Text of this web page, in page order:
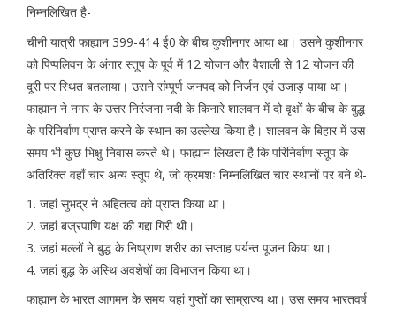
निम्नलिखित है-
चीनी यात्री फाह्यान 399-414 ई0 के बीच कुशीनगर आया था। उसने कुशीनगर
को पिप्पलिवन के अंगार स्तूप के पूर्व में 12 योजन और वैशाली से 12 योजन की
दूरी पर स्थित बतलाया। उसने संम्पूर्ण जनपद को निर्जन एवं उजाड़ पाया था।
फाह्यान ने नगर के उत्तर निरंजना नदी के किनारे शालवन में दो वृक्षों के बीच के बुद्ध
के परिनिर्वाण प्राप्त करने के स्थान का उल्लेख किया है। शालवन के बिहार में उस
समय भी कुछ भिक्षु निवास करते थे। फाह्यान लिखता है कि परिनिर्वाण स्तूप के
अतिरिक्त वहाँ चार अन्य स्तूप थे, जो क्रमशः निम्नलिखित चार स्थानों पर बने थे-
1. जहां सुभद्र ने अहितत्व को प्राप्त किया था।
2. जहां बज्रपाणि यक्ष की गद्दा गिरी थी।
3. जहां मल्लों ने बुद्ध के निष्प्राण शरीर का सप्ताह पर्यन्त पूजन किया था।
4. जहां बुद्ध के अस्थि अवशेषों का विभाजन किया था।
फाह्यान के भारत आगमन के समय यहां गुप्तों का साम्राज्य था। उस समय भारतवर्ष